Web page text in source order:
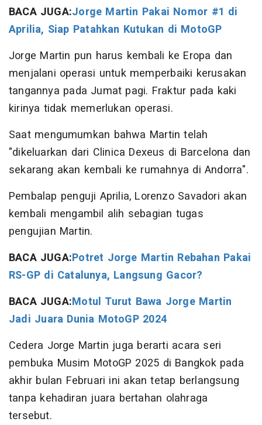
BACA JUGA:Jorge Martin Pakai Nomor #1 di
Aprilia, Siap Patahkan Kutukan di MotoGP
Jorge Martin pun harus kembali ke Eropa dan
menjalani operasi untuk memperbaiki kerusakan
tangannya pada Jumat pagi. Fraktur pada kaki
kirinya tidak memerlukan operasi.
Saat mengumumkan bahwa Martin telah
"dikeluarkan dari Clinica Dexeus di Barcelona dan
sekarang akan kembali ke rumahnya di Andorra".
Pembalap penguji Aprilia, Lorenzo Savadori akan
kembali mengambil alih sebagian tugas
pengujian Martin.
BACA JUGA:Potret Jorge Martin Rebahan Pakai
RS-GP di Catalunya, Langsung Gacor?
BACA JUGA:Motul Turut Bawa Jorge Martin
Jadi Juara Dunia MotoGP 2024
Cedera Jorge Martin juga berarti acara seri
pembuka Musim MotoGP 2025 di Bangkok pada
akhir bulan Februari ini akan tetap berlangsung
tanpa kehadiran juara bertahan olahraga
tersebut.